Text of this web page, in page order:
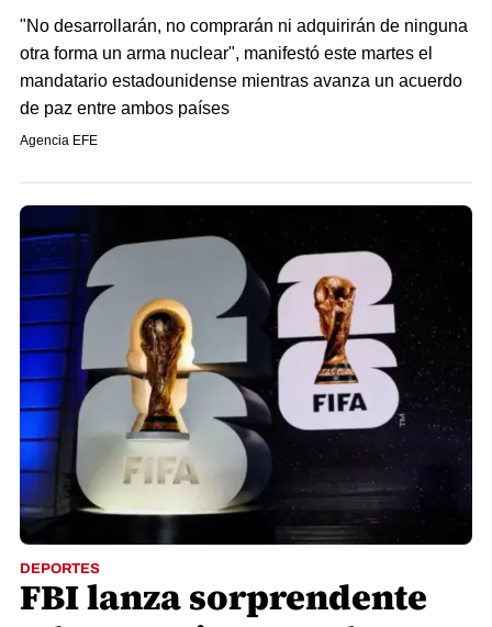
"No desarrollarán, no comprarán ni adquirirán de ninguna
otra forma un arma nuclear", manifestó este martes el
mandatario estadounidense mientras avanza un acuerdo
de paz entre ambos países
Agencia EFE
DEPORTES
FBI lanza sorprendente